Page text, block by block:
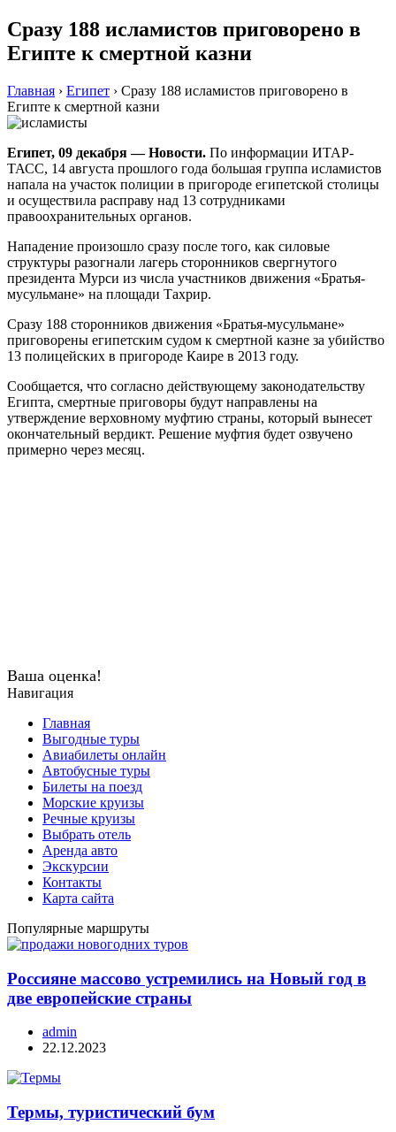
Сразу 188 исламистов приговорено в
Египте к смертной казни
Главная › Египет › Сразу 188 исламистов приговорено в
Египте к смертной казни
Египет, 09 декабря — Новости. По информации ИТАР-
ТАСС, 14 августа прошлого года большая группа исламистов
напала на участок полиции в пригороде египетской столицы
и осуществила расправу над 13 сотрудниками
правоохранительных органов.
Нападение произошло сразу после того, как силовые
структуры разогнали лагерь сторонников свергнутого
президента Мурси из числа участников движения «Братья-
мусульмане» на площади Тахрир.
Сразу 188 сторонников движения «Братья-мусульмане»
приговорены египетским судом к смертной казне за убийство
13 полицейских в пригороде Каире в 2013 году.
Сообщается, что согласно действующему законодательству
Египта, смертные приговоры будут направлены на
утверждение верховному муфтию страны, который вынесет
окончательный вердикт. Решение муфтия будет озвучено
примерно через месяц.
Ваша оценка!
Навигация
Главная
Выгодные туры
Авиабилеты онлайн
Автобусные туры
Билеты на поезд
Морские круизы
Речные круизы
Выбрать отель
Аренда авто
Экскурсии
Контакты
Карта сайта
Популярные маршруты
Россияне массово устремились на Новый год в
две европейские страны
admin
22.12.2023
Термы, туристический бум